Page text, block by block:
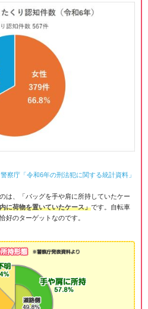
警察庁「令和6年の刑法犯に関する統計資料」
は、「バッグを手や肩に所持していたケー
に荷物を置いていたケース」です。自転車
好のターゲットなのです。